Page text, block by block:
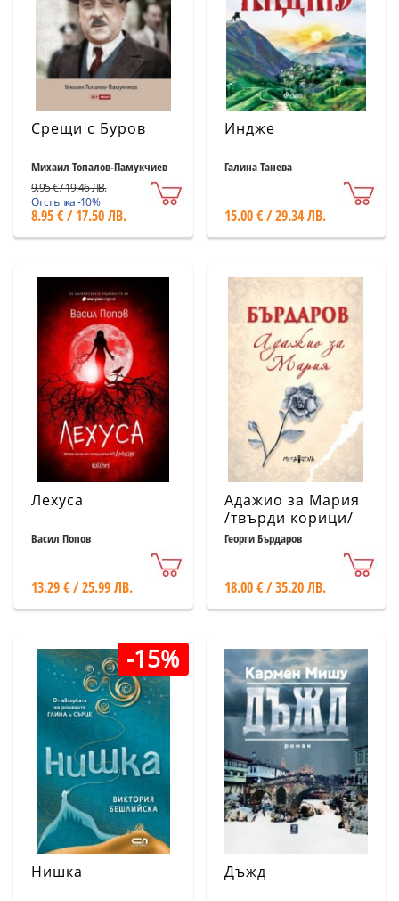
Срещи с Буров
Михаил Топалов-Памукчиев
9.95 € / 19.46 ЛВ.
Отстъпка -10%
8.95 € / 17.50 ЛВ.
Индже
Галина Танева
15.00 € / 29.34 ЛВ.
Лехуса
Васил Попов
13.29 € / 25.99 ЛВ.
Адажио за Мария
/твърди корици/
Георги Бърдаров
18.00 € / 35.20 ЛВ.
-15%
Нишка Дъжд